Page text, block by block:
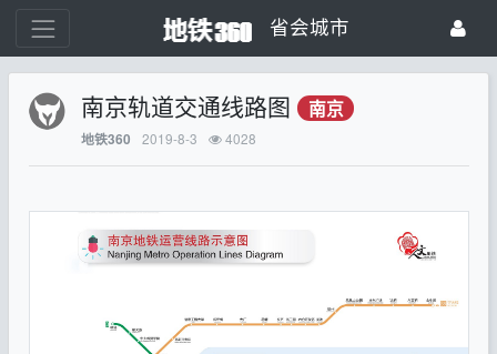
省会城市
南京轨道交通线路图 南京
地铁360 2019-8-3 4028